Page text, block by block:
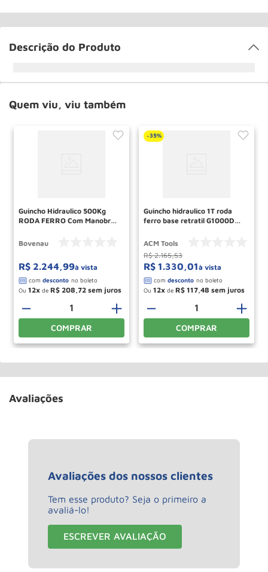
Descrição do Produto
Quem viu, viu também
Guincho Hidraulico 500Kg
RODA FERRO Com Manobra
Bovenau
R$ 2.244 99à vista
Ou 12 de R$ 208 72
＋
－
COMPRAR
-35%
Guincho hidraulico 1T roda
ferro base retratil G1000D
ACM Tools
R$ 2.165,53
R$ 1.330 01à vista
Ou 12 de R$ 117 48
＋
－
COMPRAR
Avaliações
Avaliações dos nossos clientes
Tem esse produto? Seja o primeiro a
avaliá-lo!
ESCREVER AVALIAÇÃO